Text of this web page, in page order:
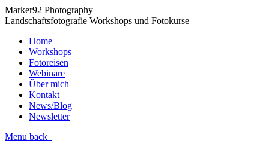
Marker92 Photography
Landschaftsfotografie Workshops und Fotokurse
Home
Workshops
Fotoreisen
Webinare
Über mich
Kontakt
News/Blog
Newsletter
Menu back